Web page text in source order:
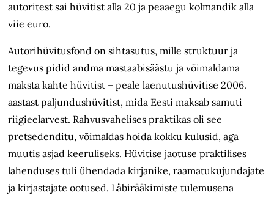
autoritest sai hüvitist alla 20 ja peaaegu kolmandik alla
viie euro.
Autorihüvitusfond on sihtasutus, mille struktuur ja
tegevus pidid andma mastaabisäästu ja võimaldama
maksta kahte hüvitist – peale laenutushüvitise 2006.
aastast paljundushüvitist, mida Eesti maksab samuti
riigieelarvest. Rahvus­vahelises praktikas oli see
pretsedenditu, võimaldas hoida kokku kulusid, aga
muutis asjad keeruliseks. Hüvitise jaotuse praktilises
lahenduses tuli ühendada kirjanike, raamatukujundajate
ja kirjastajate ootused. Läbirääkimiste tulemusena